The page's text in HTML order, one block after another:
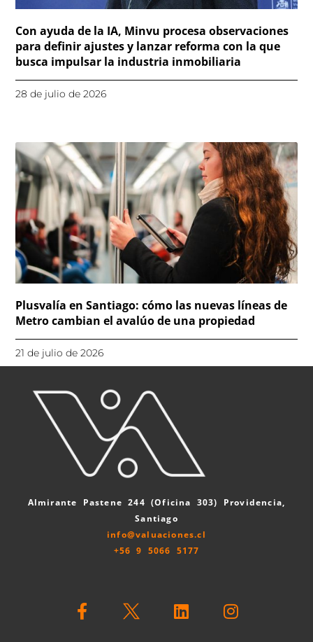
Con ayuda de la IA, Minvu procesa observaciones
para definir ajustes y lanzar reforma con la que
busca impulsar la industria inmobiliaria
28 de julio de 2026
Plusvalía en Santiago: cómo las nuevas líneas de
Metro cambian el avalúo de una propiedad
21 de julio de 2026
Almirante Pastene 244 (Oficina 303) Providencia,
Santiago
info@valuaciones.cl
+56 9 5066 5177
a i n